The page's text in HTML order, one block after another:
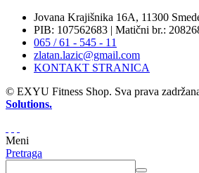
Jovana Krajišnika 16A, 11300
PIB: 107562683 | Matični br.:
065 / 61 - 545 - 11
zlatan.lazic@gmail.com
KONTAKT STRANICA
© EXYU Fitness Shop. Sva prava
Solutions.
Meni
Pretraga